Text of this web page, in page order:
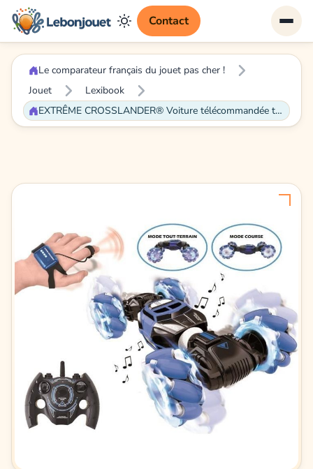
Contact
Le comparateur français du jouet pas cher !
Jouet
Lexibook
EXTRÊME CROSSLANDER® Voiture télécommandée tout-terrain lumineuse et sonore avec télécommande et bracelet de contrôle - LEXIBOOK